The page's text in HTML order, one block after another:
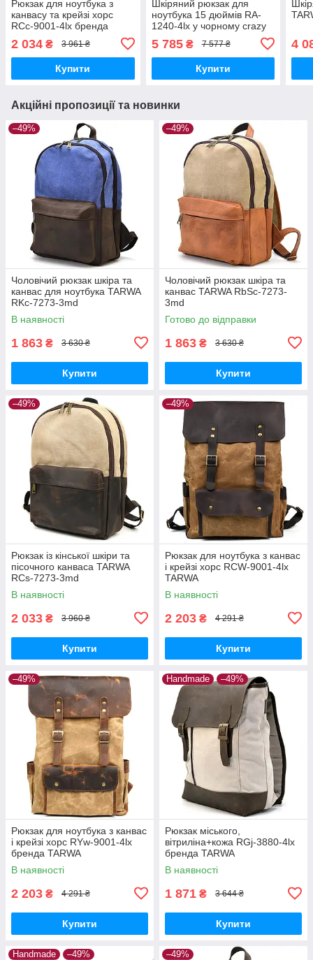
Рюкзак для ноутбука з
канвасу та крейзі хорс
RCc-9001-4lx бренда
2 034 ₴ 3 961 ₴
Купити
Шкіряний рюкзак для
ноутбука 15 дюймів RA-
1240-4lx у чорному crazy
5 785₴ 7 577 ₴
Купити
4
Акційні пропозиції та новинки
–49%
Чоловічий рюкзак шкіра та
канвас для ноутбука TARWA
RKc-7273-3md
В наявності
1 863 ₴ 3 630 ₴
Купити
–49%
Чоловічий рюкзак шкіра та
канвас TARWA RbSc-7273-
3md
Готово до відправки
1 863 ₴ 3 630 ₴
Купити
–49%
Рюкзак із кінської шкіри та
пісочного канваса TARWA
RCs-7273-3md
В наявності
2 033 ₴ 3 960 ₴
Купити
–49%
Рюкзак для ноутбука з канвас
і крейзі хорс RCW-9001-4lx
TARWA
В наявності
2 203 ₴ 4 291 ₴
Купити
–49%
Рюкзак для ноутбука з канвас
і крейзі хорс RYw-9001-4lx
бренда TARWA
В наявності
2 203 ₴ 4 291 ₴
Купити
Handmade –49%
Рюкзак міського,
вітриліна+кожа RGj-3880-4lx
бренда TARWA
В наявності
1 871 ₴ 3 644 ₴
Купити
Handmade –49% –49%